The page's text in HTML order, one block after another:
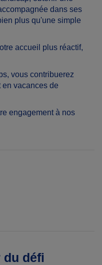
dans ses
plus qu'une simple
accueil plus réactif,
vous contribuerez
vacances de
engagement à nos
du défi